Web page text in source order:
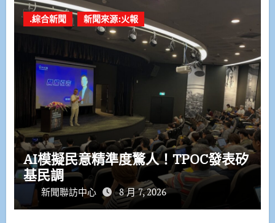
.綜合新聞 新聞來源:火報
AI模擬民意精準度驚人！TPOC發表矽
基民調
新聞聯訪中心 8 月 7, 2026